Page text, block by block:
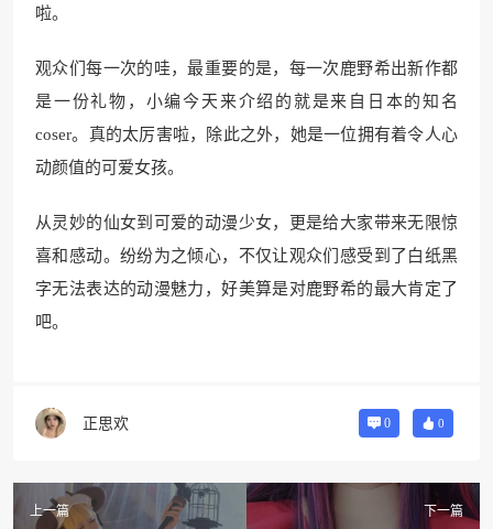
啦。
观众们每一次的哇，最重要的是，每一次鹿野希出新作都
是一份礼物，小编今天来介绍的就是来自日本的知名
coser。真的太厉害啦，除此之外，她是一位拥有着令人心
动颜值的可爱女孩。
从灵妙的仙女到可爱的动漫少女，更是给大家带来无限惊
喜和感动。纷纷为之倾心，不仅让观众们感受到了白纸黑
字无法表达的动漫魅力，好美算是对鹿野希的最大肯定了
吧。
正思欢 0 0
上一篇
下一篇